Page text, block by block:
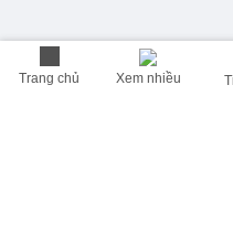
Trang chủ Xem nhiều